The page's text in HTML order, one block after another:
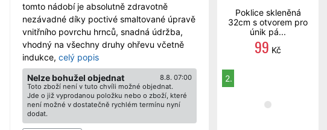
tomto nádobí je absolutně zdravotně
nezávadné díky poctivé smaltované úpravě
vnitřního povrchu hrnců, snadná údržba,
vhodný na všechny druhy ohřevu včetně
indukce, celý popis
8.8. 07:00
Nelze bohužel objednat
Toto zboží není v tuto chvíli možné objednat.
Jde o již vyprodanou položku nebo o zboží, které
není možné v dostatečně rychlém termínu nyní
dodat.
Poklice skleněná
32cm s otvorem pro
únik pá...
99 Kč
2.